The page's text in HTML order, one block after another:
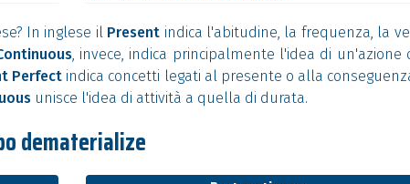
In inglese il Present indica l'abitudine, la frequenza, la
, invece, indica principalmente l'idea di un'azione
Perfect indica concetti legati al presente o alla
unisce l'idea di attività a quella di durata.
dematerialize